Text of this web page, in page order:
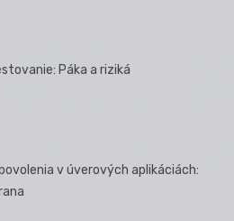
Páka a riziká
v úverových aplikáciách: